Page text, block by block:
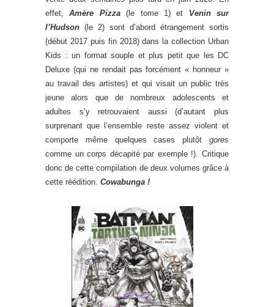
effet,Amère Pizza(le tome 1) et Venin sur
l’Hudson (le 2) sont d’abord étrangement sortis
(début 2017 puis fin 2018) dans la collection Urban
Kids : un format souple et plus petit que les DC
Deluxe (qui ne rendait pas forcément « honneur »
au travail des artistes) et qui visait un public très
jeune alors que de nombreux adolescents et
adultes s’y retrouvaient aussi (d’autant plus
surprenant que l’ensemble reste assez violent et
comporte même quelques cases plutôt gores
comme un corps décapité par exemple !). Critique
donc de cette compilation de deux volumes grâce à
cette réédition. Cowabunga !